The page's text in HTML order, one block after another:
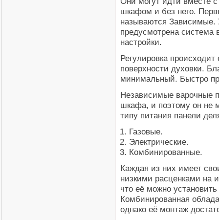
шкафом и без него.
называются Зависимые.
предусмотрена система
настройки.
Регулировка
поверхности духовки.
минимальный. Быстро
Независимые варочные
шкафа, и поэтому он не
типу питания панели
Газовые.
Электрические.
Комбинированные.
Каждая из них имеет
низкими расценками на
что её можно
Комбинированная
однако её монтаж